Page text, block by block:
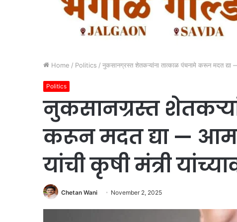
Home / Politics / नुकसानग्रस्त शेतकऱ्यांना तात्काळ पंचनामे करून मदत द्या
Politics
नुकसानग्रस्त
करून मदत द्या —
यांची कृषी मंत्री
Chetan Wani November 2, 2025